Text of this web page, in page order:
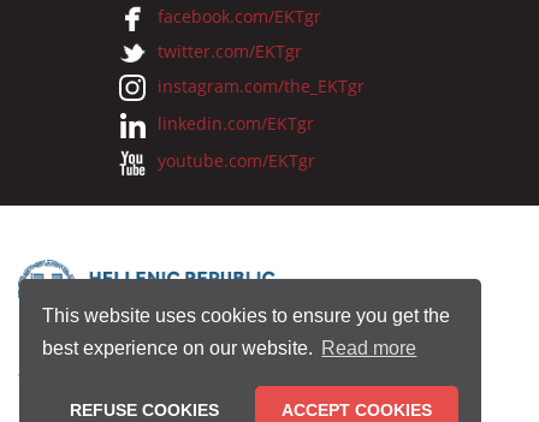
This website uses cookies to ensure you get the
best experience on our website. Read more
REFUSE COOKIES ACCEPT COOKIES
facebook.com/EKTgr
twitter.com/EKTgr
instagram.com/the_EKTgr
linkedin.com/EKTgr
youtube.com/EKTgr
© 2026 National Documentation Centre